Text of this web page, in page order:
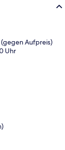
Aufpreis)
Uhr